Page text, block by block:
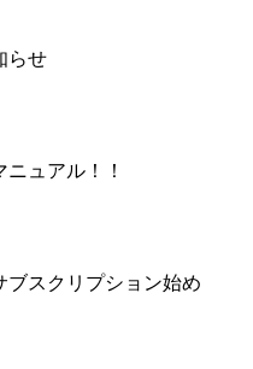
らせ
ュアル！！
ブスクリプション始め